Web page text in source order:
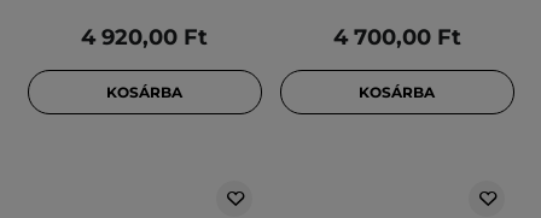
4 920,00 Ft
KOSÁRBA
4 700,00 Ft
KOSÁRBA